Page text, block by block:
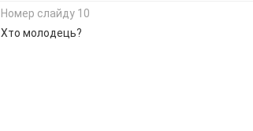
Номер слайду 10
Хто молодець?